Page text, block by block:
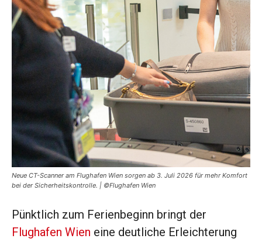
Neue CT-Scanner am Flughafen Wien sorgen ab 3. Juli 2026 für mehr Komfort
bei der Sicherheitskontrolle. | ©Flughafen Wien
Pünktlich zum Ferienbeginn bringt der
Flughafen Wien eine deutliche Erleichterung